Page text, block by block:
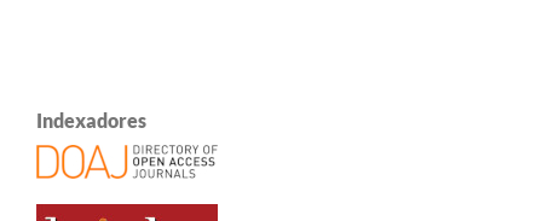
Indexadores